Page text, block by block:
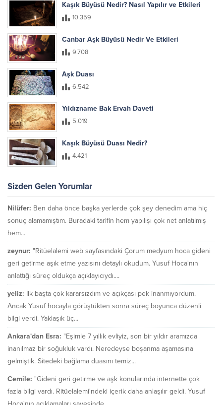
Kaşık Büyüsü Nedir? Nasıl Yapılır ve Etkileri
10.359
Canbar Aşk Büyüsü Nedir Ve Etkileri
9.708
Aşk Duası
6.542
Yıldızname Bak Ervah Daveti
5.019
Kaşık Büyüsü Duası Nedir?
4.421
Sizden Gelen Yorumlar
Nilüfer: Ben daha önce başka yerlerde çok şey denedim ama hiç
sonuç alamamıştım. Buradaki tarifin hem yapılışı çok net anlatılmış
hem...
zeynur: "Ritüelalemi web sayfasındaki Çorum medyum hoca gideni
geri getirme aşık etme yazısını detaylı okudum. Yusuf Hoca'nın
anlattığı süreç oldukça açıklayıcıydı....
yeliz: İlk başta çok kararsızdım ve açıkçası pek inanmıyordum.
Ancak Yusuf hocayla görüştükten sonra süreç boyunca düzenli
bilgi verdi. Yaklaşık üç...
Ankara'dan Esra: "Eşimle 7 yıllık evliyiz, son bir yıldır aramızda
inanılmaz bir soğukluk vardı. Neredeyse boşanma aşamasına
gelmiştik. Sitedeki bağlama duasını temiz...
Cemile: "Gideni geri getirme ve aşk konularında internette çok
fazla bilgi vardı. Ritüelalemi'ndeki içerik daha anlaşılır geldi. Yusuf